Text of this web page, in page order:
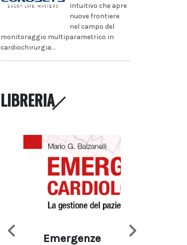
intuitivo che apre
nuove frontiere
nel campo del
monitoraggio multiparametrico in
cardiochirurgia...
LIBRERIA
Emergenze